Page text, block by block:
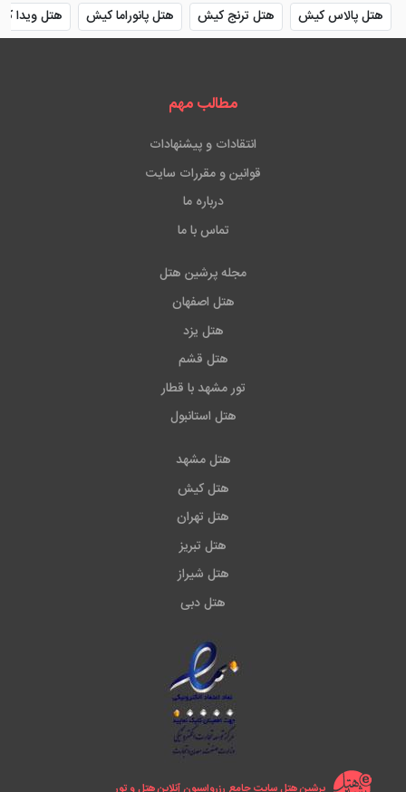
هتل پالاس کیش هتل ترنج کیش هتل پانوراما کیش هتل ویدا
مطالب مهم
انتقادات و پیشنهادات
قوانین و مقررات سایت
درباره ما
تماس با ما
مجله پرشین هتل
هتل اصفهان
هتل یزد
هتل قشم
تور مشهد با قطار
هتل استانبول
هتل مشهد
هتل کیش
هتل تهران
هتل تبریز
هتل شیراز
هتل دبی
پرشین هتل سایت جامع رزرواسیون آنلاین هتل و تور